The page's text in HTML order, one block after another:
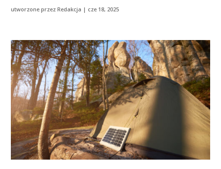
utworzone przezRedakcja | cze 18, 2025